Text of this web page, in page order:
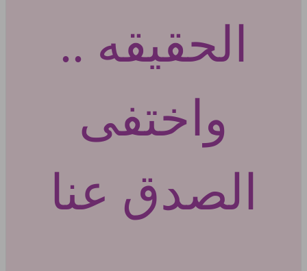
الحقيقه ..
واختفى
الصدق عنا